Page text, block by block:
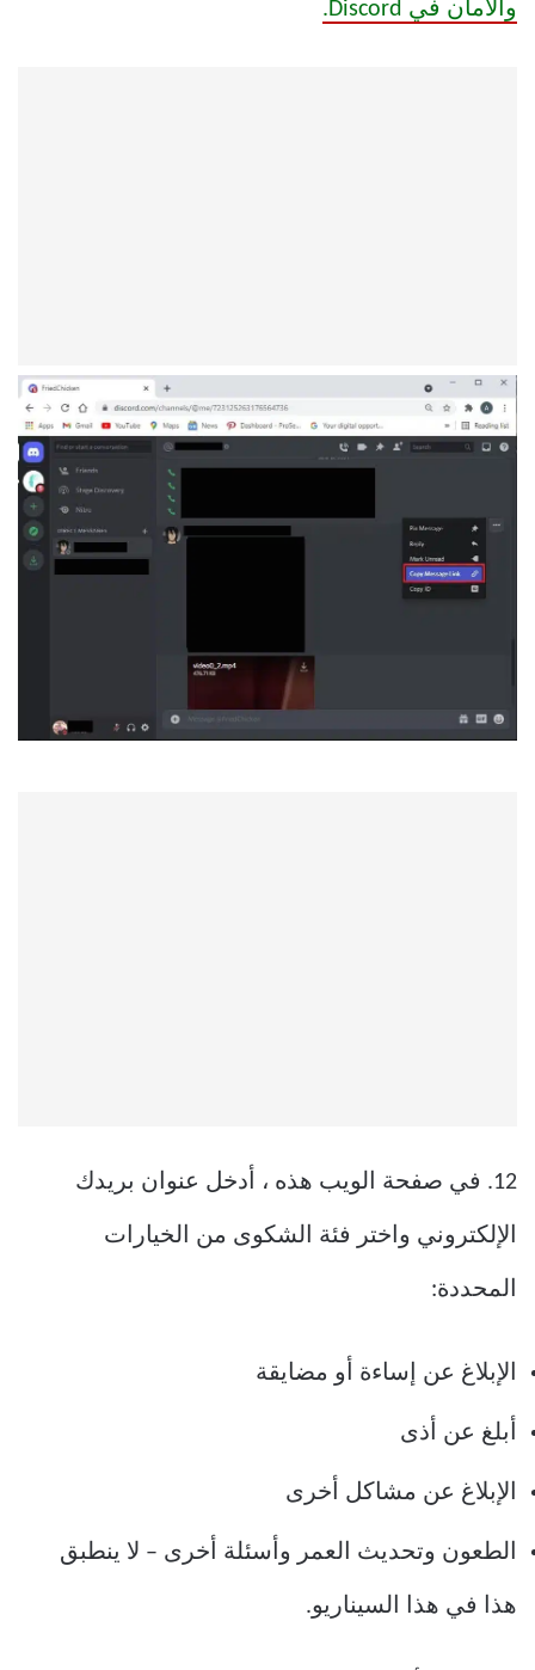
والأمان في Discord.
12. في صفحة الويب هذه ، أدخل عنوان بريدك
الإلكتروني واختر فئة الشكوى من الخيارات
المحددة:
الإبلاغ عن إساءة أو مضايقة
أبلغ عن أذى
الإبلاغ عن مشاكل أخرى
الطعون وتحديث العمر وأسئلة أخرى – لا ينطبق
هذا في هذا السيناريو.